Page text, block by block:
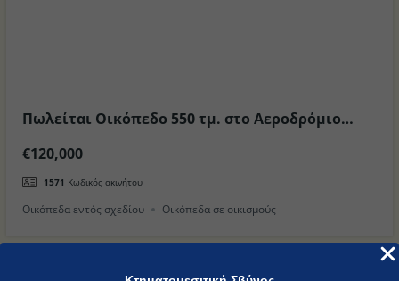
Πωλείται Οικόπεδο 550 τμ. στο Αεροδρόμιο
Νεα Τιμη )
€120,000
1571 Κωδικός ακινήτου
Οικόπεδα εντός σχεδίου Οικόπεδα σε οικισμούς